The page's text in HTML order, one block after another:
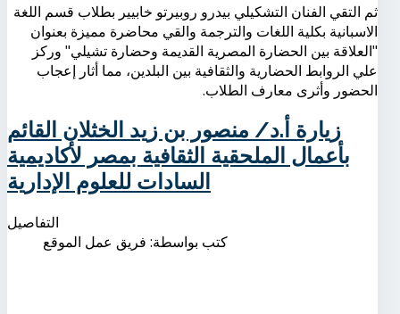
ثم التقي الفنان التشكيلي بيدرو روبيرتو خابيير بطلاب قسم اللغة
الاسبانية بكلية اللغات والترجمة والقي محاضرة مميزة بعنوان
"العلاقة بين الحضارة المصرية القديمة وحضارة تشيلي" وركز
علي الروابط الحضارية والثقافية بين البلدين، مما أثار إعجاب
الحضور وأثرى معارف الطلاب.
زيارة أ.د/ منصور بن زيد الخثلان القائم
بأعمال الملحقية الثقافية بمصر لأكاديمية
السادات للعلوم الإدارية
التفاصيل
كتب بواسطة: فريق عمل الموقع